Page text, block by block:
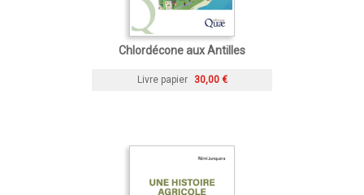
Chlordécone aux Antilles
Livre papier 30,00 €